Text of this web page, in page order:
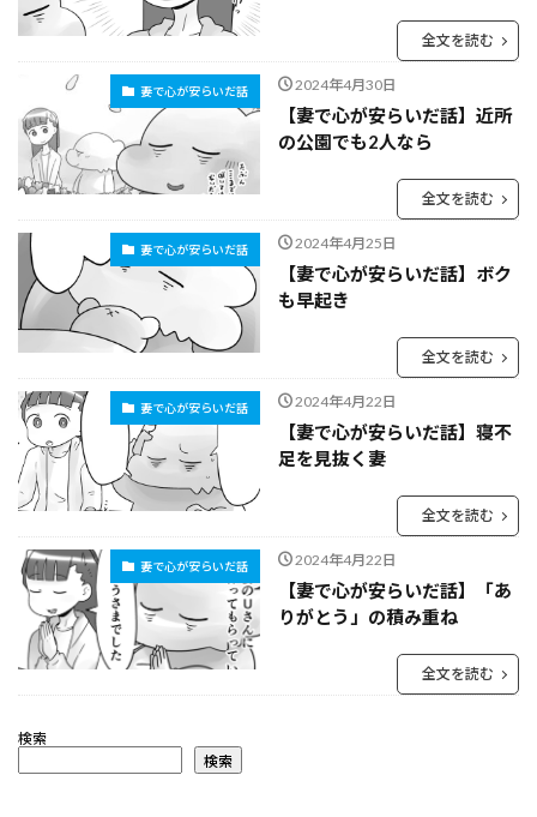
全文を読む
妻で心が安らいだ話 2024年4月30日
【妻で心が安らいだ話】近所
の公園でも2人なら
全文を読む
妻で心が安らいだ話 2024年4月25日
【妻で心が安らいだ話】ボク
も早起き
全文を読む
妻で心が安らいだ話 2024年4月22日
【妻で心が安らいだ話】寝不
足を見抜く妻
全文を読む
妻で心が安らいだ話 2024年4月22日
【妻で心が安らいだ話】「あ
りがとう」の積み重ね
全文を読む
検索
検索